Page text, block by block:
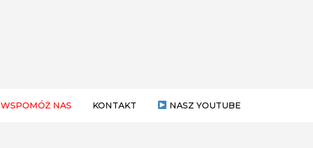
WSPOMÓŻ NAS KONTAKT NASZ YOUTUBE